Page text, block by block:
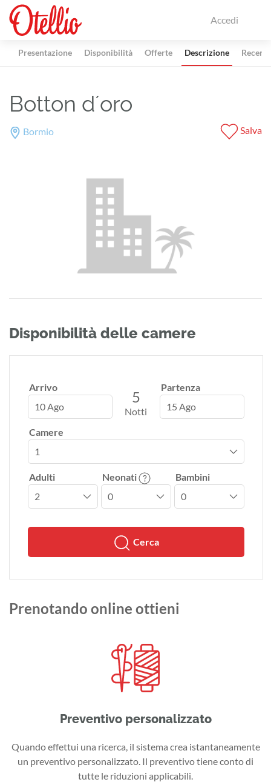
Accedi
Presentazione Disponibilità Offerte Descrizione
Botton d´oro
Bormio Salva
Disponibilità delle camere
Arrivo
10 Ago
5
Notti
Partenza
15 Ago
Camere
Adulti Neonati Bambini
Cerca
Prenotando online ottieni
Preventivo personalizzato
Quando effettui una ricerca, il sistema crea istantaneamente
un preventivo personalizzato. Il preventivo tiene conto di
tutte le riduzioni applicabili.